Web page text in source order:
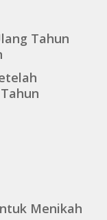
Tahun
Menikah